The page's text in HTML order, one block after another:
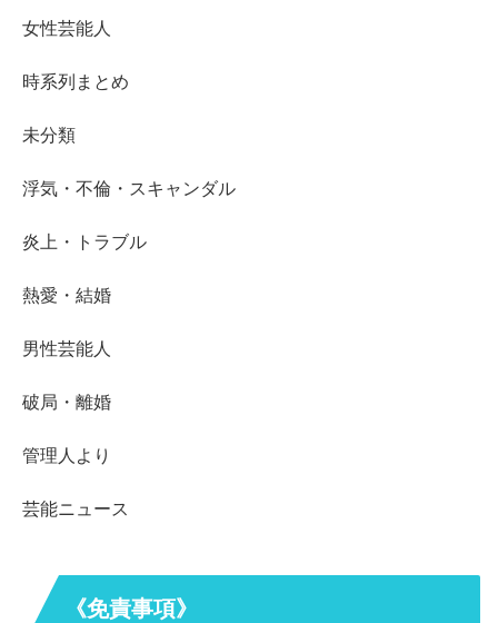
女性芸能人
時系列まとめ
未分類
浮気・不倫・スキャンダル
炎上・トラブル
熱愛・結婚
男性芸能人
破局・離婚
管理人より
芸能ニュース
《免責事項》